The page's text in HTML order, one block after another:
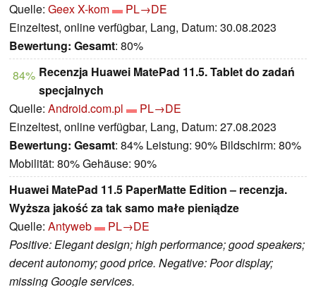
Quelle: Geex X-kom
PL→DE
Einzeltest, online verfügbar, Lang, Datum: 30.08.2023
Bewertung: Gesamt: 80%
84% Recenzja Huawei MatePad 11.5. Tablet do zadań
specjalnych
Quelle: Android.com.pl
PL→DE
Einzeltest, online verfügbar, Lang, Datum: 27.08.2023
Bewertung: Gesamt: 84% Leistung: 90% Bildschirm: 80%
Mobilität: 80% Gehäuse: 90%
Huawei MatePad 11.5 PaperMatte Edition – recenzja.
Wyższa jakość za tak samo małe pieniądze
Quelle: Antyweb
PL→DE
Positive: Elegant design; high performance; good speakers;
decent autonomy; good price. Negative: Poor display;
missing Google services.